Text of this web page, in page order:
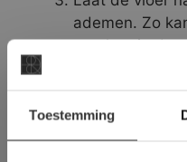
Toestemming
ademen. Zo
regelmatig
drogen de
stenen.
Deze
gebruik